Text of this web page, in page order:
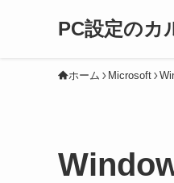
PC設定のカ
ホーム Microsoft